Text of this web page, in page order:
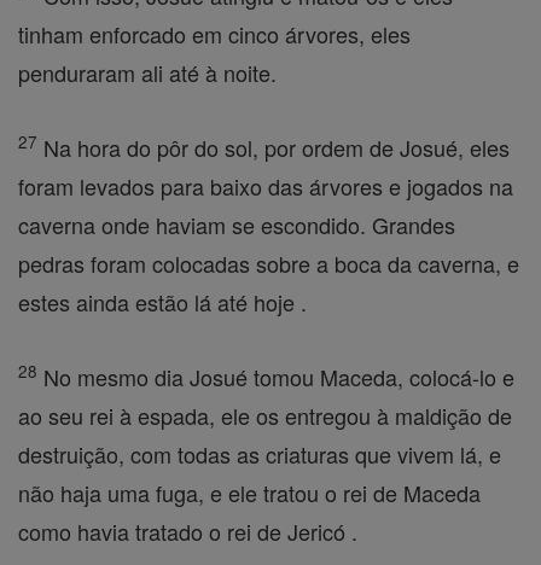
tinham enforcado em cinco árvores, eles
penduraram ali até à noite.
27 Na hora do pôr do sol, por ordem de Josué, eles
foram levados para baixo das árvores e jogados na
caverna onde haviam se escondido. Grandes
pedras foram colocadas sobre a boca da caverna, e
estes ainda estão lá até hoje .
28 No mesmo dia Josué tomou Maceda, colocá-lo e
ao seu rei à espada, ele os entregou à maldição de
destruição, com todas as criaturas que vivem lá, e
não haja uma fuga, e ele tratou o rei de Maceda
como havia tratado o rei de Jericó .